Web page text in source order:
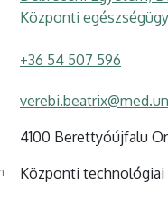
Központi
+36 54 507 596
4100 Berettyóújfalu
Központi technológiai